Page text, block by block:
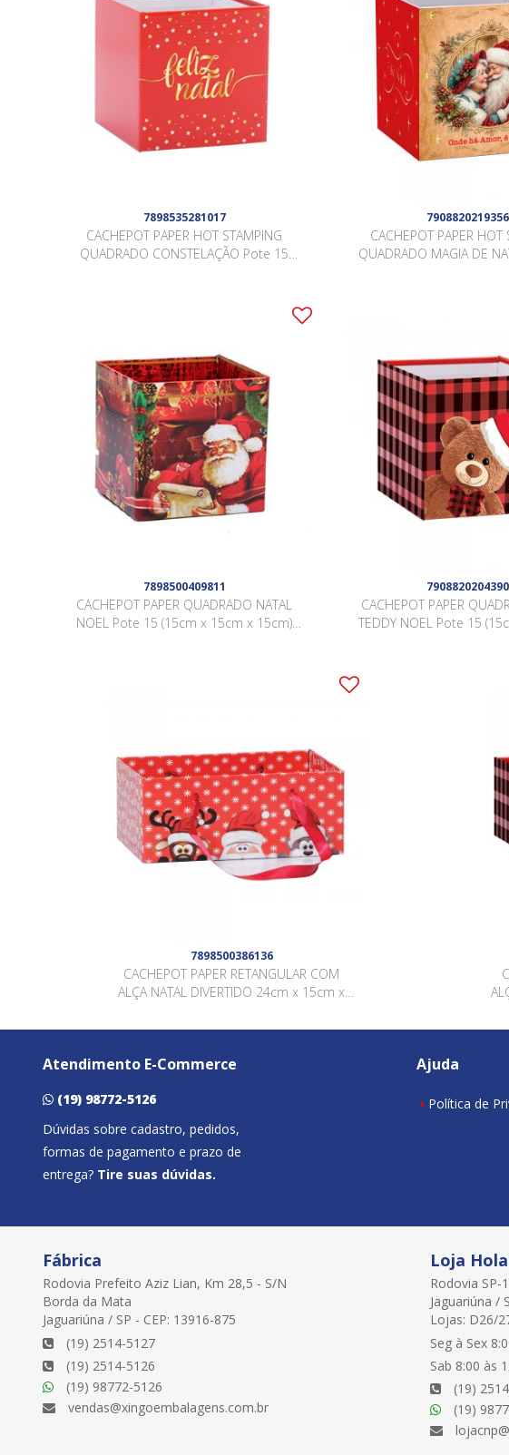
7898535281017
CACHEPOT PAPER HOT STAMPING
QUADRADO CONSTELAÇÃO Pote 15
7908820219356
CACHEPOT PAPER HOT
QUADRADO MAGIA DE
7898500409811
CACHEPOT PAPER QUADRADO NATAL
NOEL Pote 15 (15cm x 15cm x 15cm)
7908820204390
CACHEPOT PAPER
TEDDY NOEL Pote 15
7898500386136
CACHEPOT PAPER RETANGULAR COM
ALÇA NATAL DIVERTIDO 24cm x 15cm x
Atendimento E-Commerce
(19) 98772-5126
Dúvidas sobre cadastro, pedidos,
formas de pagamento e prazo de
entrega? Tire suas dúvidas.
Ajuda
Política de
Fábrica
Rodovia Prefeito Aziz Lian, Km 28,5 - S/N
Borda da Mata
Jaguariúna / SP - CEP: 13916-875
(19) 2514-5127
(19) 2514-5126
(19) 98772-5126
vendas@xingoembalagens.com.br
Loja
Rodovia SP-
Jaguariúna /
Lojas: D26/
Seg à Sex
Sab 8:00 às
(19)
(19)